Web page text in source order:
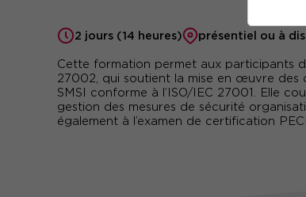
2 jours (14 heures) présentiel ou à
Cette formation permet aux participants
27002, qui soutient la mise en œuvre des
SMSI conforme à l’ISO/IEC 27001. Elle
gestion des mesures de sécurité
également à l’examen de certification